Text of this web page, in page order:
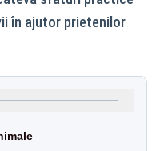
în ajutor prietenilor